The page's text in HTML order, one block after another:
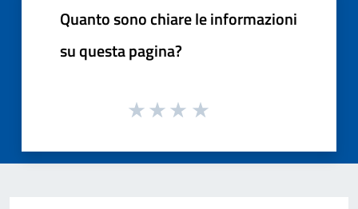
Quanto sono chiare le informazioni
su questa pagina?